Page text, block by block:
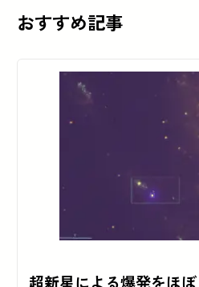
おすすめ記事
超新星による爆発をほ